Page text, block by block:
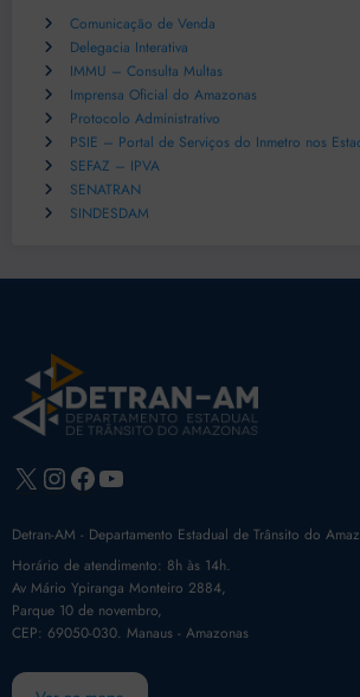
Comunicação de Venda
Delegacia Interativa
IMMU – Consulta Multas
Imprensa Oficial do Amazonas
Protocolo Administrativo
PSIE – Portal de Serviços do Inmetro nos
SEFAZ – IPVA
SENATRAN
SINDESDAM
X Instagram
Facebook
Youtube
Detran-AM - Departamento Estadual de Trânsito do
Horário de atendimento: 8h às 14h.
Av Mário Ypiranga Monteiro 2884,
Parque 10 de novembro,
CEP: 69050-030. Manaus - Amazonas